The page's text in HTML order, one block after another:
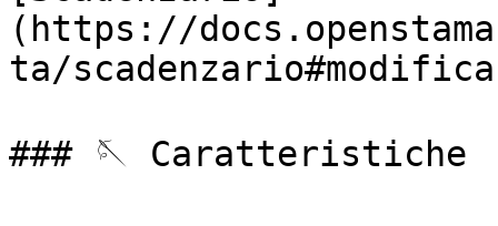
(https://
ta/
### 🪡 Caratteristiche